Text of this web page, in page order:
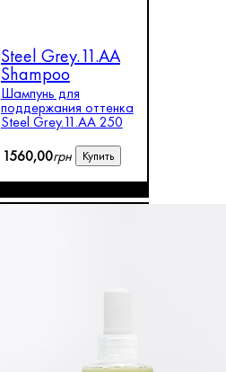
Steel Grey.11.AA
Shampoo
Шампунь для
поддержания оттенка
Steel Grey.11.AA 250
1560,00грн Купить